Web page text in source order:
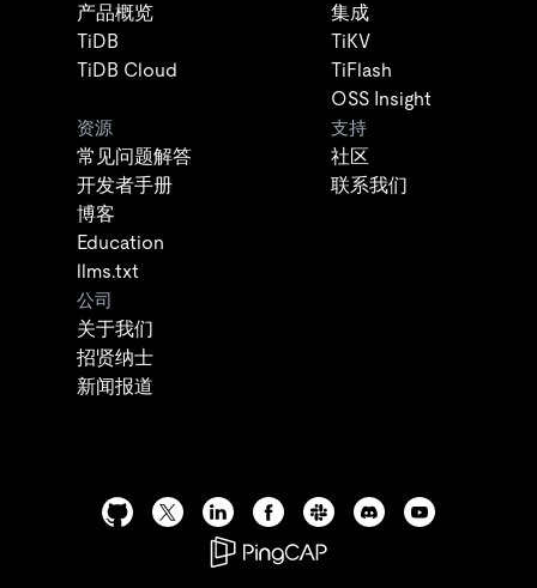
产品概览
TiDB
TiDB Cloud
集成
TiKV
TiFlash
OSS Insight
资源
常见问题解答
开发者手册
博客
Education
llms.txt
支持
社区
联系我们
公司
关于我们
招贤纳士
新闻报道